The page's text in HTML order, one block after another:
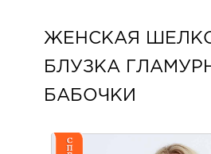
ЖЕНСКАЯ
БЛУЗКА
БАБОЧКИ